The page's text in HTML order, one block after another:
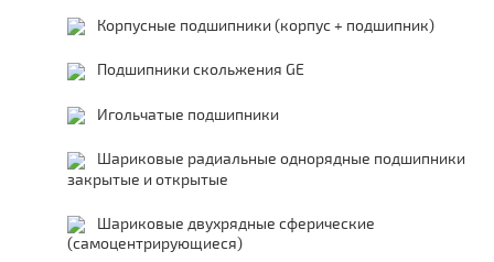
Корпусные подшипники (корпус + подшипник)
Подшипники скольжения GE
Игольчатые подшипники
Шариковые радиальные однорядные подшипники
закрытые и открытые
Шариковые двухрядные сферические
(самоцентрирующиеся)